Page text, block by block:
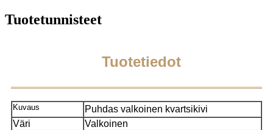
Tuotetunnisteet
Tuotetiedot
Kuvaus
Puhdas valkoinen kvartsikivi
Väri
Valkoinen